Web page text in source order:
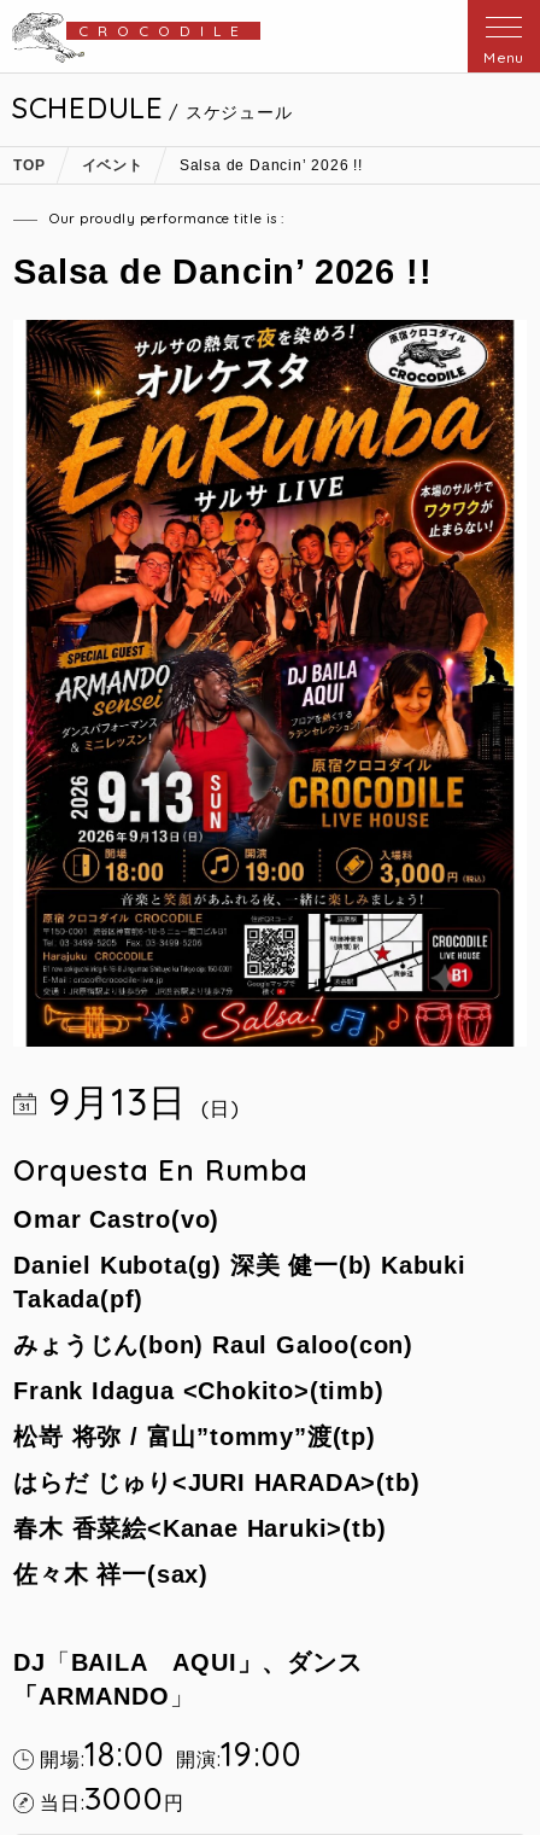
CROCODILE
Menu
SCHEDULE / スケジュール
TOP イベント Salsa de Dancin’ 2026 !!
Our proudly performance title is :
Salsa de Dancin’ 2026 !!
9月13日 (日)
Orquesta En Rumba
Omar Castro(vo)
Daniel Kubota(g) 深美 健一(b) Kabuki
Takada(pf)
みょうじん(bon) Raul Galoo(con)
Frank Idagua <Chokito>(timb)
松嵜 将弥 / 富山”tommy”渡(tp)
はらだ じゅり<JURI HARADA>(tb)
春木 香菜絵<Kanae Haruki>(tb)
佐々木 祥一(sax)
DJ 「 BAILA
AQUI」、ダンス
「ARMANDO 」
開場:18:00 開演:19:00
当日:3000円